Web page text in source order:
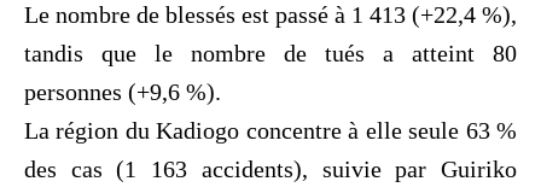
Le nombre de blessés est passé à 1 413 (+22,4 %),
tandis que le nombre de tués a atteint 80
personnes (+9,6 %).
La région du Kadiogo concentre à elle seule 63 %
des cas (1 163 accidents), suivie par Guiriko